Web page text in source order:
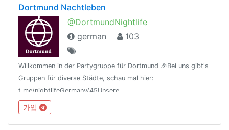
Dortmund Nachtleben
@DortmundNightlife
german
103
Willkommen in der Partygruppe für Dortmund 🎉Bei uns gibt's
Gruppen für diverse Städte, schau mal hier:
t.me/nightlifeGermany/45Unsere
Regeln:t.me/nightlifeGermany/44Offtopic
Gruppe:https://t.me/NightlifeGermanySandbox
가입